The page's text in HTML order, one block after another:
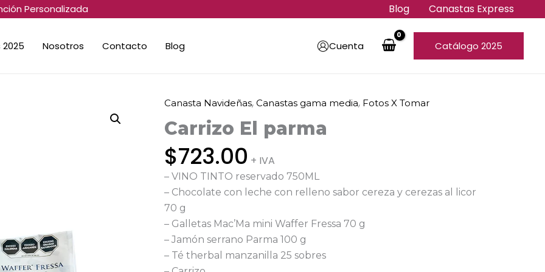
Personalizada Blog Canastas Express
Nosotros Contacto Blog Cuenta Catálogo 2025
Canasta Navideñas,Canastas gama media, Fotos X Tomar
Carrizo El parma
$723.00 + IVA
– VINO TINTO reservado 750ML
– Chocolate con leche con relleno sabor cereza y cerezas al licor
70 g
– Galletas Mac’Ma mini Waffer Fressa 70 g
– Jamón serrano Parma 100 g
– Té therbal manzanilla 25 sobres
Carrizo
El
parma
cantidad